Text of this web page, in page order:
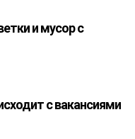
и мусор с
с вакансиями